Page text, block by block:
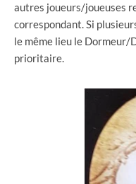
autres joueurs/joueuses
correspondant. Si
le même lieu le Dormeur/
prioritaire.